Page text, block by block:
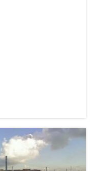
À la une / Faits divers
UN